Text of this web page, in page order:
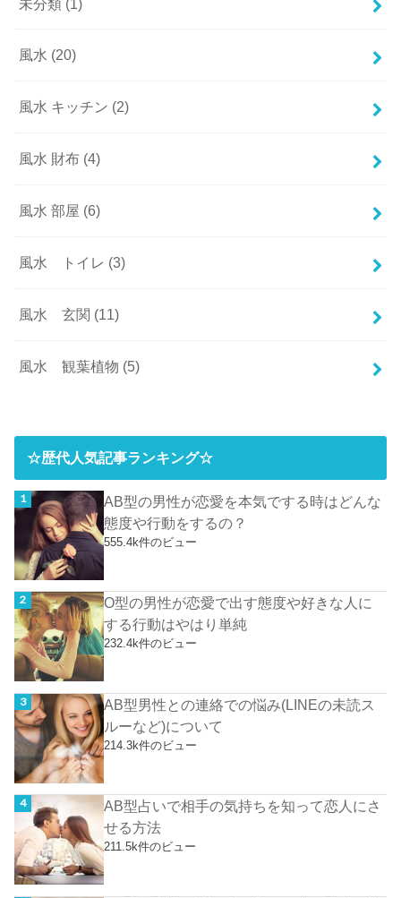
風水 (20)
風水 キッチン (2)
風水 財布 (4)
風水 部屋 (6)
風水 トイレ (3)
風水 玄関 (11)
風水 観葉植物 (5)
☆歴代人気記事ランキング☆
AB型の男性が恋愛を本気でする時はどんな
態度や行動をするの？
555.4k件のビュー
O型の男性が恋愛で出す態度や好きな人に
する行動はやはり単純
232.4k件のビュー
AB型男性との連絡での悩み(LINEの未読ス
ルーなど)について
214.3k件のビュー
AB型占いで相手の気持ちを知って恋人にさ
せる方法
211.5k件のビュー